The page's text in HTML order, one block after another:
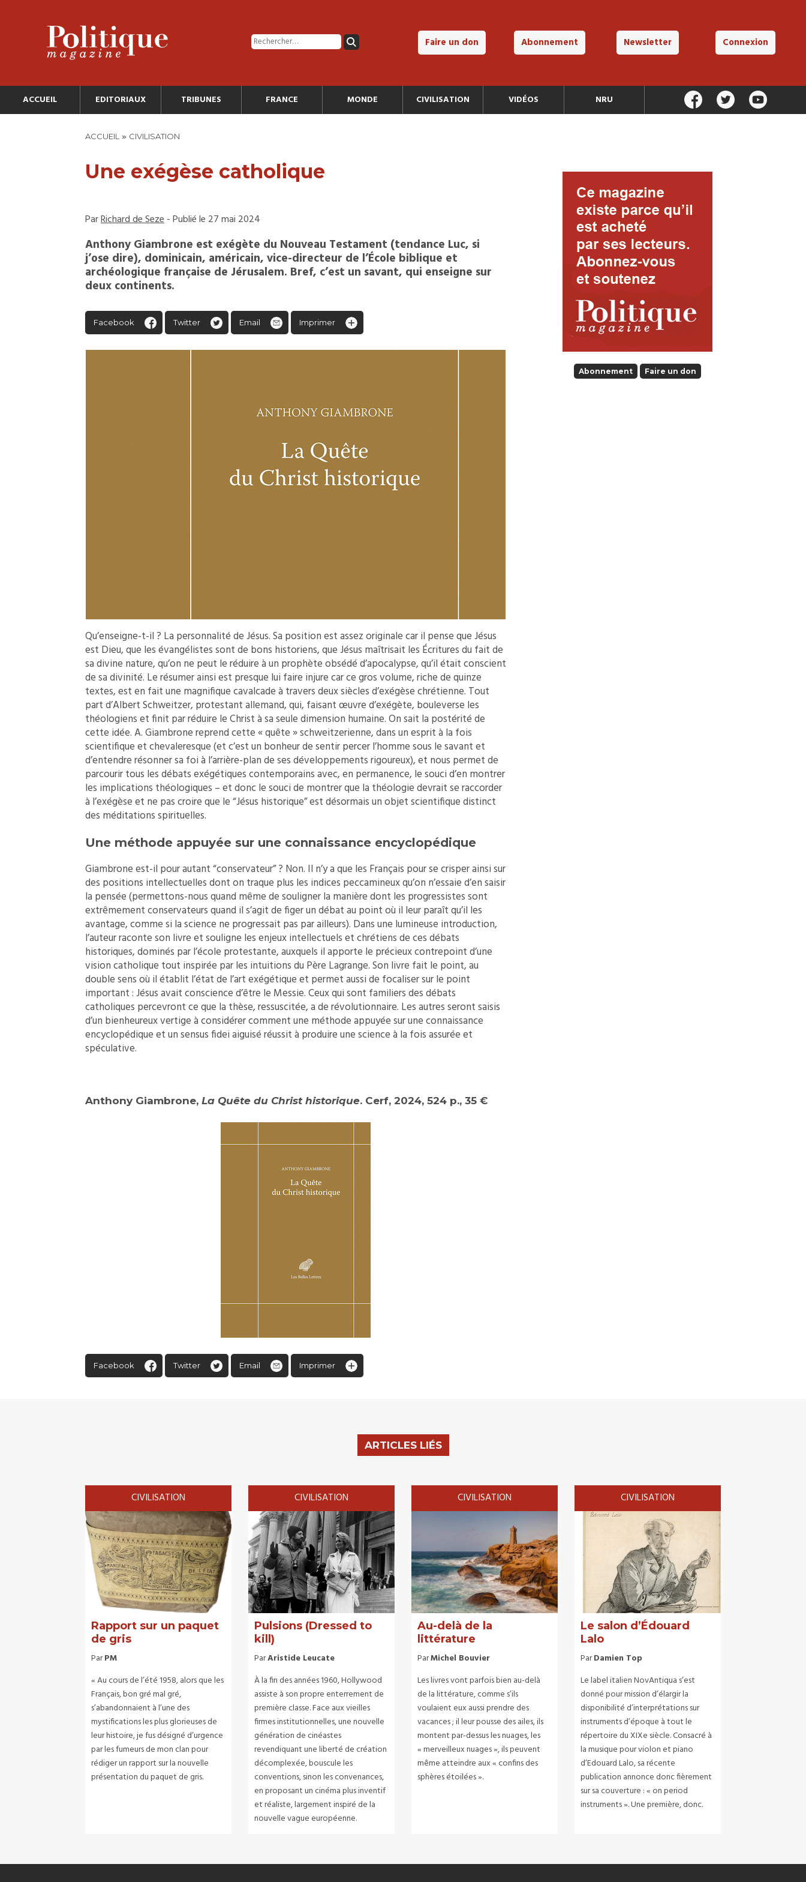
Faire un don Abonnement Newsletter Connexion
ACCUEIL EDITORIAUX TRIBUNES FRANCE MONDE CIVILISATION VIDÉOS NRU
ACCUEIL » CIVILISATION
Une exégèse catholique
ParRichard de Seze- Publié le 27 mai 2024
Anthony Giambrone est exégète du Nouveau Testament (tendance Luc, si
j’ose dire), dominicain, américain, vice-directeur de l’École biblique et
archéologique française de Jérusalem. Bref, c’est un savant, qui enseigne sur
deux continents.
Facebook Twitter Email Imprimer
Qu’enseigne-t-il ? La personnalité de Jésus. Sa position est assez originale car il pense que Jésus
est Dieu, que les évangélistes sont de bons historiens, que Jésus maîtrisait les Écritures du fait de
sa divine nature, qu’on ne peut le réduire à un prophète obsédé d’apocalypse, qu’il était conscient
de sa divinité. Le résumer ainsi est presque lui faire injure car ce gros volume, riche de quinze
textes, est en fait une magnifique cavalcade à travers deux siècles d’exégèse chrétienne. Tout
part d’Albert Schweitzer, protestant allemand, qui, faisant œuvre d’exégète, bouleverse les
théologiens et finit par réduire le Christ à sa seule dimension humaine. On sait la postérité de
cette idée. A. Giambrone reprend cette « quête » schweitzerienne, dans un esprit à la fois
scientifique et chevaleresque (et c’est un bonheur de sentir percer l’homme sous le savant et
d’entendre résonner sa foi à l’arrière-plan de ses développements rigoureux), et nous permet de
parcourir tous les débats exégétiques contemporains avec, en permanence, le souci d’en montrer
les implications théologiques – et donc le souci de montrer que la théologie devrait se raccorder
à l’exégèse et ne pas croire que le “Jésus historique” est désormais un objet scientifique distinct
des méditations spirituelles.
Une méthode appuyée sur une connaissance encyclopédique
Giambrone est-il pour autant “conservateur” ? Non. Il n’y a que les Français pour se crisper ainsi sur
des positions intellectuelles dont on traque plus les indices peccamineux qu’on n’essaie d’en saisir
la pensée (permettons-nous quand même de souligner la manière dont les progressistes sont
extrêmement conservateurs quand il s’agit de figer un débat au point où il leur paraît qu’il les
avantage, comme si la science ne progressait pas par ailleurs). Dans une lumineuse introduction,
l’auteur raconte son livre et souligne les enjeux intellectuels et chrétiens de ces débats
historiques, dominés par l’école protestante, auxquels il apporte le précieux contrepoint d’une
vision catholique tout inspirée par les intuitions du Père Lagrange. Son livre fait le point, au
double sens où il établit l’état de l’art exégétique et permet aussi de focaliser sur le point
important : Jésus avait conscience d’être le Messie. Ceux qui sont familiers des débats
catholiques percevront ce que la thèse, ressuscitée, a de révolutionnaire. Les autres seront saisis
d’un bienheureux vertige à considérer comment une méthode appuyée sur une connaissance
encyclopédique et un sensus fidei aiguisé réussit à produire une science à la fois assurée et
spéculative.
Anthony Giambrone, La Quête du Christ historique. Cerf, 2024, 524 p., 35 €
Facebook Twitter Email Imprimer
Abonnement Faire un don
ARTICLES LIÉS
CIVILISATION
Rapport sur un paquet
de gris
ParPM
« Au cours de l’été 1958, alors que les
Français, bon gré mal gré,
s’abandonnaient à l’une des
mystifications les plus glorieuses de
leur histoire, je fus désigné d’urgence
par les fumeurs de mon clan pour
rédiger un rapport sur la nouvelle
présentation du paquet de gris.
CIVILISATION
Pulsions (Dressed to
kill)
ParAristide Leucate
À la fin des années 1960, Hollywood
assiste à son propre enterrement de
première classe. Face aux vieilles
firmes institutionnelles, une nouvelle
génération de cinéastes
revendiquant une liberté de création
décomplexée, bouscule les
conventions, sinon les convenances,
en proposant un cinéma plus inventif
et réaliste, largement inspiré de la
nouvelle vague européenne.
CIVILISATION
Au-delà de la
littérature
ParMichel Bouvier
Les livres vont parfois bien au-delà
de la littérature, comme s’ils
voulaient eux aussi prendre des
vacances ; il leur pousse des ailes, ils
montent par-dessus les nuages, les
« merveilleux nuages », ils peuvent
même atteindre aux « confins des
sphères étoilées ».
CIVILISATION
Le salon d’Édouard
Lalo
ParDamien Top
Le label italien NovAntiqua s’est
donné pour mission d’élargir la
disponibilité d’interprétations sur
instruments d’époque à tout le
répertoire du XIXe siècle. Consacré à
la musique pour violon et piano
d’Edouard Lalo, sa récente
publication annonce donc fièrement
sur sa couverture : « on period
instruments ». Une première, donc.